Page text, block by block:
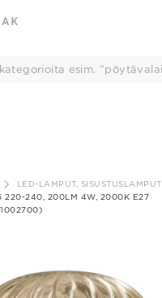
LED-LAMPUT, SISUSTUSLAMPUT
220-240, 200LM 4W, 2000K E27